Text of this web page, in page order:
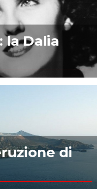
la Dalia
di